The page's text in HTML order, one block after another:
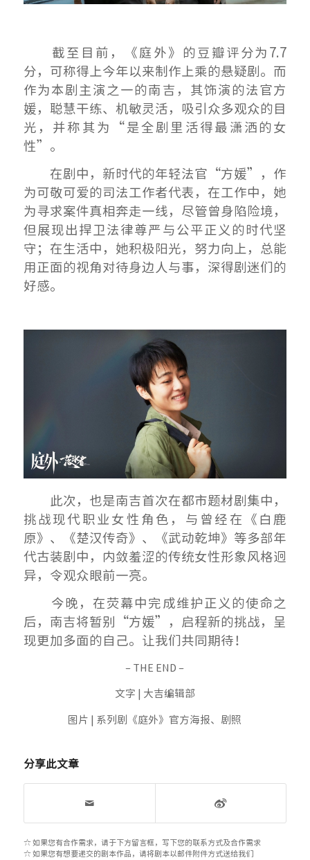
截至目前，《庭外》的豆瓣评分为7.7
分，可称得上今年以来制作上乘的悬疑剧。而
作为本剧主演之一的南吉，其饰演的法官方
媛，聪慧干练、机敏灵活，吸引众多观众的目
光，并称其为“是全剧里活得最潇洒的女
性”。
在剧中，新时代的年轻法官“方媛”，作
为可敬可爱的司法工作者代表，在工作中，她
为寻求案件真相奔走一线，尽管曾身陷险境，
但展现出捍卫法律尊严与公平正义的时代坚
守；在生活中，她积极阳光，努力向上，总能
用正面的视角对待身边人与事，深得剧迷们的
好感。
此次，也是南吉首次在都市题材剧集中，
挑战现代职业女性角色，与曾经在《白鹿
原》、《楚汉传奇》、《武动乾坤》等多部年
代古装剧中，内敛羞涩的传统女性形象风格迥
异，令观众眼前一亮。
今晚，在荧幕中完成维护正义的使命之
后，南吉将暂别“方媛”，启程新的挑战，呈
现更加多面的自己。让我们共同期待！
– THE END –
文字 | 大吉编辑部
图片 | 系列剧《庭外》官方海报、剧照
分享此文章
☆ 如果您有合作需求，请于下方留言框，写下您的联系方式及合作需求
☆ 如果您有想要递交的剧本作品，请将剧本以邮件附件方式送给我们